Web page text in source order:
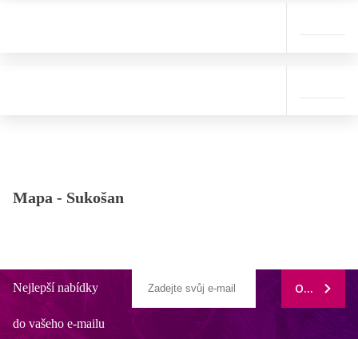
Mapa - Sukošan
Nejlepší nabídky
do vašeho e-mailu
ODEBÍRAT